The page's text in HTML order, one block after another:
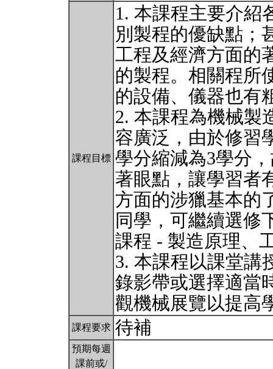
課程目標
1. 本課程主要介紹
別製程的優缺點；
工程及經濟方面的
的製程。相關程所
的設備、儀器也有
2. 本課程為機械製
容廣泛，由於修習
學分縮減為3學分
著眼點，讓學習者
方面的涉獵基本的
同學，可繼續選修
課程 - 製造原理、
3. 本課程以課堂講
錄影帶或選擇適當
觀機械展覽以提高
課程要求 待補
預期每週
課前或/